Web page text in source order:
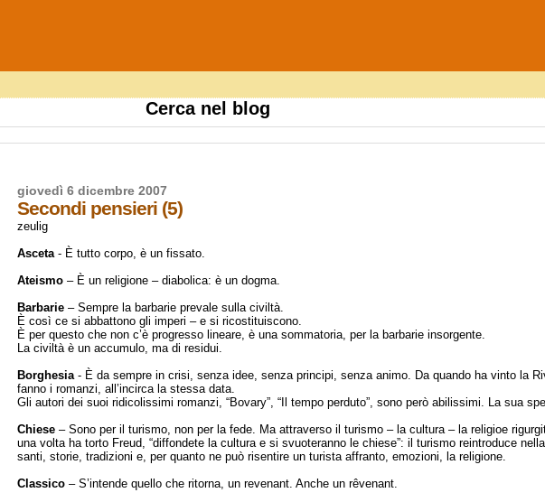
Cerca nel blog
giovedì 6 dicembre 2007
Secondi pensieri (5)
zeulig
Asceta - È tutto corpo, è un fissato.
Ateismo – È un religione – diabolica: è un dogma.
Barbarie – Sempre la barbarie prevale sulla civiltà.
È così ce si abbattono gli imperi – e si ricostituiscono.
È per questo che non c’è progresso lineare, è una sommatoria, per la barbarie insorgente.
La civiltà è un accumulo, ma di residui.
Borghesia - È da sempre in crisi, senza idee, senza principi, senza animo. Da quando ha vinto la
fanno i romanzi, all’incirca la stessa data.
Gli autori dei suoi ridicolissimi romanzi, “Bovary”, “Il tempo perduto”, sono però abilissimi. La sua
Chiese – Sono per il turismo, non per la fede. Ma attraverso il turismo – la cultura – la religioe
una volta ha torto Freud, “diffondete la cultura e si svuoteranno le chiese”: il turismo reintroduce
santi, storie, tradizioni e, per quanto ne può risentire un turista affranto, emozioni, la religione.
Classico – S’intende quello che ritorna, un revenant. Anche un rêvenant.